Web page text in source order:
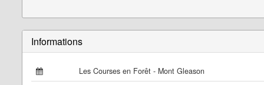
Informations
Les Courses en Forêt - Mont Gleason